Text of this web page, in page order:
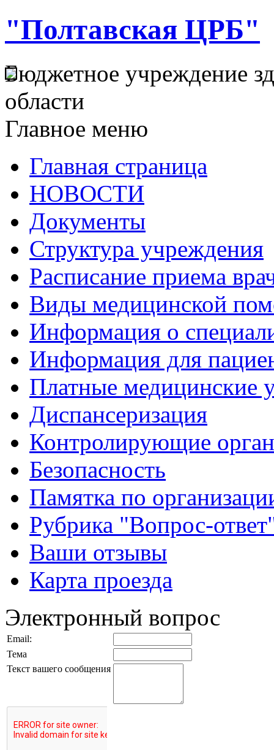
"Полтавская ЦРБ"
Бюджетное учреждение
области
Главное меню
Главная страница
НОВОСТИ
Документы
Структура учреждения
Расписание приема
Виды медицинской
Информация о
Информация для
Платные медицинские
Диспансеризация
Контролирующие
Безопасность
Памятка по
Рубрика "Вопрос-
Ваши отзывы
Карта проезда
Электронный вопрос
Email:
Тема
Текст вашего сообщения